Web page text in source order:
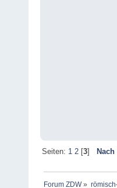
Seiten: 1 2[3]
Forum ZDW»